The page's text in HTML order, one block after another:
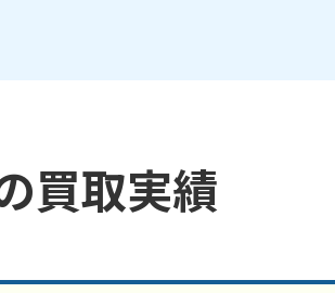
買取実績